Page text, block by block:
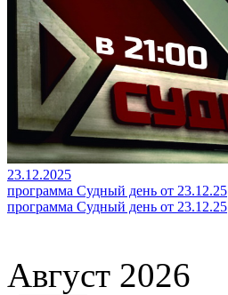
23.12.2025
программа Судный день от 23.12.25
программа Судный день от 23.12.25
Август 2026